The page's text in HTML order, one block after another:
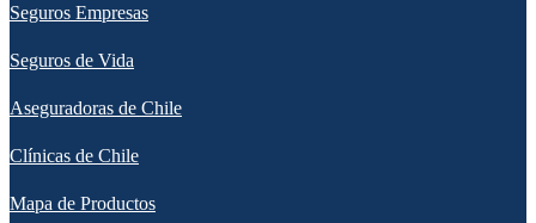
Seguros Empresas
Seguros de Vida
Aseguradoras de Chile
Clínicas de Chile
Mapa de Productos